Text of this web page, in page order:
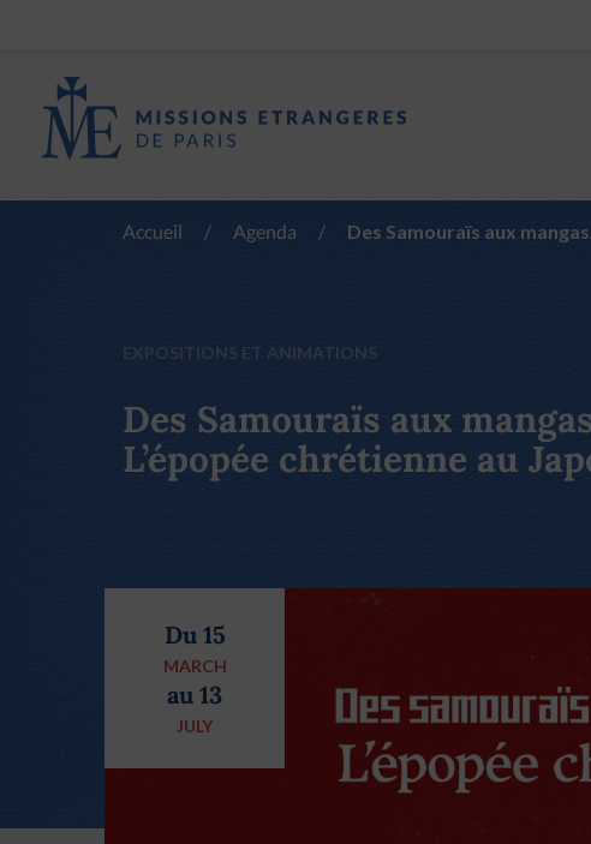
Accueil / Agenda / Des Samouraïs aux
EXPOSITIONS ET ANIMATIONS
Des Samouraïs aux
L’épopée chrétienne au
Du 15
MARCH
au 13
JULY